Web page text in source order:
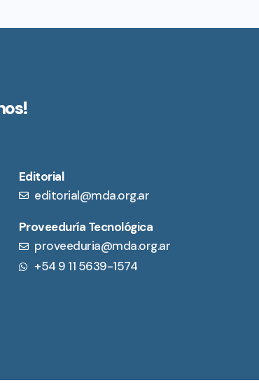
Editorial
editorial@mda.org.ar
Proveeduría Tecnológica
proveeduria@mda.org.ar
+54 9 11 5639-1574